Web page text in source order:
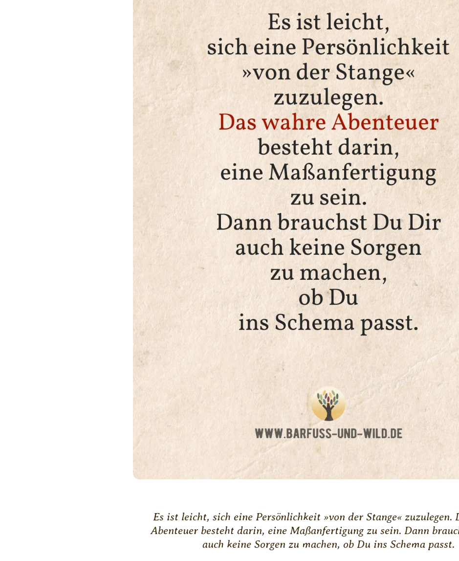
Es ist leicht, sich eine Persönlichkeit »von der Stange« zuzulegen.
Abenteuer besteht darin, eine Maßanfertigung zu sein. Dann
auch keine Sorgen zu machen, ob Du ins Schema passt.